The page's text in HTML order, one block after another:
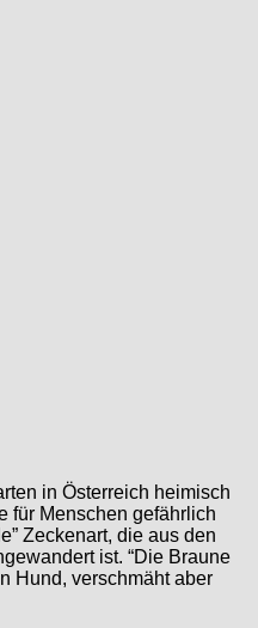
in Österreich heimisch
für Menschen gefährlich
Zeckenart, die aus den
ist. “Die Braune
Hund, verschmäht aber